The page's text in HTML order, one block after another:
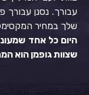
עבורך. נסנן עבורך
שלך במחיר
היום כל אחד
שצוות גופמן הוא